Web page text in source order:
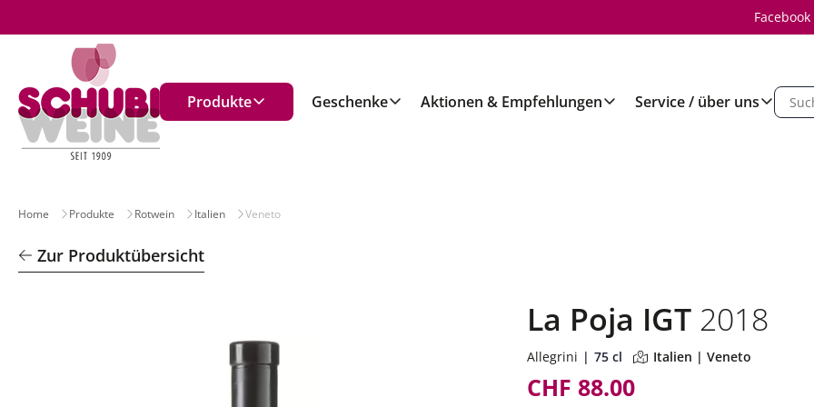
Facebook
Produkte Geschenke Aktionen & Empfehlungen Service / über uns
Home Produkte Rotwein Italien Veneto
Zur Produktübersicht
La Poja IGT 2018
Allegrini 75 cl Italien | Veneto
CHF 88.00